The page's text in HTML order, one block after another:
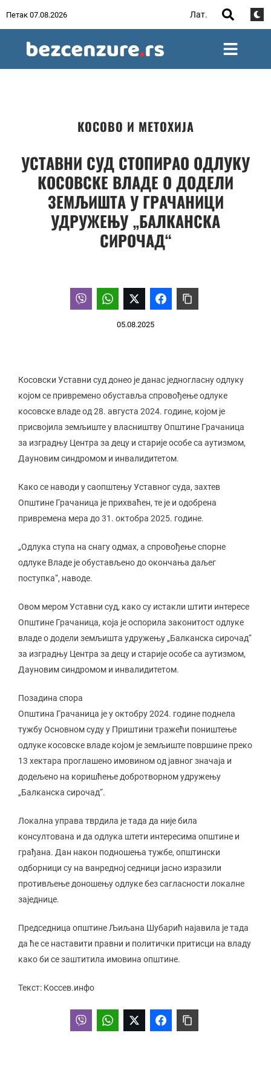
Петак 07.08.2026 Лат.
КОСОВО И МЕТОХИЈА
УСТАВНИ СУД СТОПИРАО ОДЛУКУ
КОСОВСКЕ ВЛАДЕ О ДОДЕЛИ
ЗЕМЉИШТА У ГРАЧАНИЦИ
УДРУЖЕЊУ „БАЛКАНСКА
СИРОЧАД“
05.08.2025
Косовски Уставни суд донео је данас једногласну одлуку
којом се привремено обуставља спровођење одлуке
косовске владе од 28. августа 2024. године, којом је
присвојила земљиште у власништву Општине Грачаница
за изградњу Центра за децу и старије особе са аутизмом,
Дауновим синдромом и инвалидитетом.
Како се наводи у саопштењу Уставног суда, захтев
Општине Грачаница је прихваћен, те је и одобрена
привремена мера до 31. октобра 2025. године.
„Одлука ступа на снагу одмах, а спровођење спорне
одлуке Владе је обустављено до окончања даљег
поступка“, наводе.
Овом мером Уставни суд, како су истакли штити интересе
Општине Грачаница, која је оспорила законитост одлуке
владе о додели земљишта удружењу „Балканска сирочад“
за изградњу Центра за децу и старије особе са аутизмом,
Дауновим синдромом и инвалидитетом.
Позадина спора
Општина Грачаница је у октобру 2024. године поднела
тужбу Основном суду у Приштини тражећи поништење
одлуке косовске владе којом је земљиште површине преко
13 хектара проглашено имовином од јавног значаја и
додељено на коришћење добротворном удружењу
„Балканска сирочад“.
Локална управа тврдила је тада да није била
консултована и да одлука штети интересима општине и
грађана. Дан након подношења тужбе, општински
одборници су на ванредној седници јасно изразили
противљење доношењу одлуке без сагласности локалне
заједнице.
Председница општине Љиљана Шубарић најавила је тада
да ће се наставити правни и политички притисци на владу
како би се заштитила имовина општине.
Текст: Коссев.инфо